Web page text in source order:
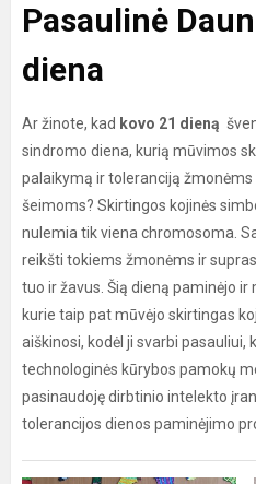
Pasaulinė
diena
Ar žinote, kad kovo 21 dieną
sindromo diena, kurią mūvimos
palaikymą ir toleranciją
šeimoms? Skirtingos kojinės
nulemia tik viena chromosoma.
reikšti tokiems žmonėms ir
tuo ir žavus. Šią dieną paminėjo
kurie taip pat mūvėjo skirtingas
aiškinosi, kodėl ji svarbi pasauliui,
technologinės kūrybos pamokų
pasinaudoję dirbtinio intelekto
tolerancijos dienos paminėjimo